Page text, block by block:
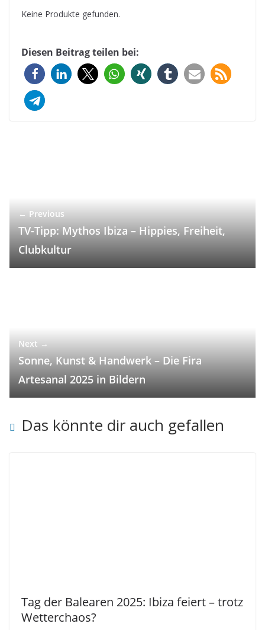
Keine Produkte gefunden.
Diesen Beitrag teilen bei:
← Previous
TV-Tipp: Mythos Ibiza – Hippies, Freiheit,
Clubkultur
Next →
Sonne, Kunst & Handwerk – Die Fira
Artesanal 2025 in Bildern
Das könnte dir auch gefallen
Tag der Balearen 2025: Ibiza feiert – trotz
Wetterchaos?